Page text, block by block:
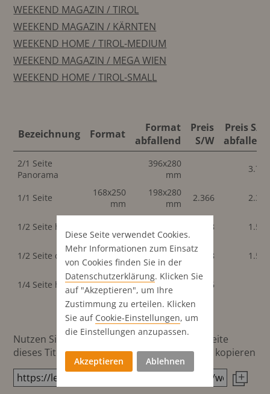
WEEKEND MAGAZIN / TIROL
WEEKEND MAGAZIN / KÄRNTEN
WEEKEND HOME / TIROL-MEDIUM
WEEKEND MAGAZIN / MEGA WIEN
WEEKEND HOME / TIROL-SMALL
Bezeichnung Format
Format
abfallend
Preis
S/W
Preis S/W
abfallend
2/1 Seite
Panorama
396x280
mm
3.780
1/1 Seite
168x250
mm
198x280
mm
2.366 2.366
1/2 Seite hoch
mm
1.538 1.538
1/2 Seite quer
168x123
mm
198x138
mm
1.538 1.538
1/4 Seite hoch
82x123
mm
866
Nutzen Sie diesen Button um den Link zur Seite
dieses Titels direkt in die Zwischenablage zu kopieren
Diese Seite verwendet Cookies.
Mehr Informationen zum Einsatz
von Cookies finden Sie in der
Datenschutz­erklärung. Klicken Sie
auf "Akzeptieren", um Ihre
Zustimmung zu erteilen. Klicken
Sie auf Cookie-Einstellungen, um
die Einstellungen anzupassen.
Akzeptieren Ablehnen